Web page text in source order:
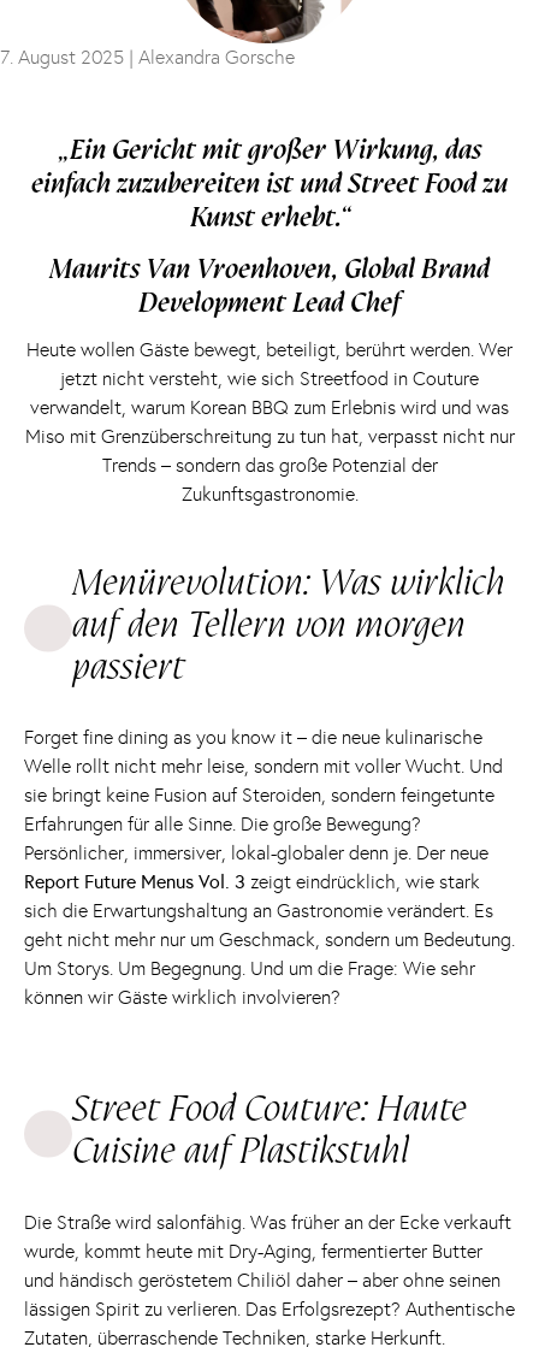
7. August 2025 | Alexandra Gorsche
„Ein Gericht mit großer Wirkung, das
einfach zuzubereiten ist und Street Food zu
Kunst erhebt.“
Maurits Van Vroenhoven, Global Brand
Development Lead Chef
Heute wollen Gäste bewegt, beteiligt, berührt werden. Wer
jetzt nicht versteht, wie sich Streetfood in Couture
verwandelt, warum Korean BBQ zum Erlebnis wird und was
Miso mit Grenzüberschreitung zu tun hat, verpasst nicht nur
Trends – sondern das große Potenzial der
Zukunftsgastronomie.
Menürevolution: Was wirklich
auf den Tellern von morgen
passiert
Forget fine dining as you know it – die neue kulinarische
Welle rollt nicht mehr leise, sondern mit voller Wucht. Und
sie bringt keine Fusion auf Steroiden, sondern feingetunte
Erfahrungen für alle Sinne. Die große Bewegung?
Persönlicher, immersiver, lokal-globaler denn je. Der neue
Report Future Menus Vol. 3 zeigt eindrücklich, wie stark
sich die Erwartungshaltung an Gastronomie verändert. Es
geht nicht mehr nur um Geschmack, sondern um Bedeutung.
Um Storys. Um Begegnung. Und um die Frage: Wie sehr
können wir Gäste wirklich involvieren?
Street Food Couture: Haute
Cuisine auf Plastikstuhl
Die Straße wird salonfähig. Was früher an der Ecke verkauft
wurde, kommt heute mit Dry-Aging, fermentierter Butter
und händisch geröstetem Chiliöl daher – aber ohne seinen
lässigen Spirit zu verlieren. Das Erfolgsrezept? Authentische
Zutaten, überraschende Techniken, starke Herkunft.